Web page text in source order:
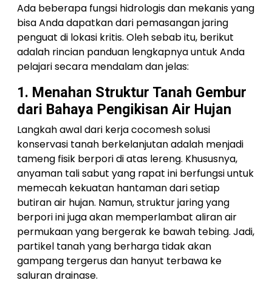
Ada beberapa fungsi hidrologis dan mekanis yang
bisa Anda dapatkan dari pemasangan jaring
penguat di lokasi kritis. Oleh sebab itu, berikut
adalah rincian panduan lengkapnya untuk Anda
pelajari secara mendalam dan jelas:
1. Menahan Struktur Tanah Gembur
dari Bahaya Pengikisan Air Hujan
Langkah awal dari kerja cocomesh solusi
konservasi tanah berkelanjutan adalah menjadi
tameng fisik berpori di atas lereng. Khususnya,
anyaman tali sabut yang rapat ini berfungsi untuk
memecah kekuatan hantaman dari setiap
butiran air hujan. Namun, struktur jaring yang
berpori ini juga akan memperlambat aliran air
permukaan yang bergerak ke bawah tebing. Jadi,
partikel tanah yang berharga tidak akan
gampang tergerus dan hanyut terbawa ke
saluran drainase.